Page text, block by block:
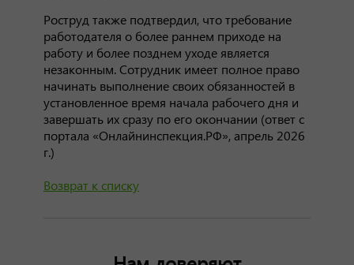
Роструд также подтвердил, что требование
работодателя о более раннем приходе на
работу и более позднем уходе является
незаконным. Сотрудник имеет полное право
начинать выполнение своих обязанностей в
установленное время начала рабочего дня и
завершать их сразу по его окончании (ответ с
портала «Онлайнинспекция.РФ», апрель 2026
г.)
Возврат к списку